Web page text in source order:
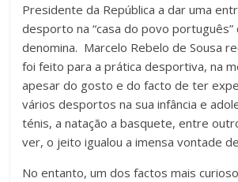
Presidente da República a dar uma
desporto na “casa do povo
denomina. Marcelo Rebelo de Sousa
foi feito para a prática desportiva, na
apesar do gosto e do facto de ter
vários desportos na sua infância e
ténis, a natação a basquete, entre
ver, o jeito igualou a imensa vontade
No entanto, um dos factos mais